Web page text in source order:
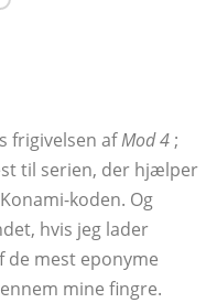
frigivelsen afMod 4 ;
til serien, der hjælper
koden. Og
hvis jeg lader
de mest eponyme
mine fingre.